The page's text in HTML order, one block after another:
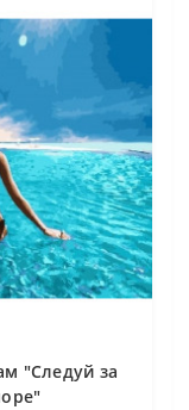
"Следуй за